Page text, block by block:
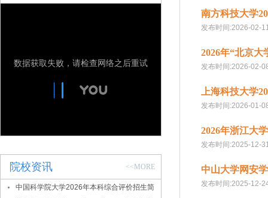
数据获取失败，请检查网络之后重试
院校资讯 <<MORE
中国科学院大学2026年本科综合评价招生简
南方科技大学
发布时间:2026-02-
2026年“北京
发布时间:2026-02-
上海科技大学
发布时间:2026-01-
2026年浙江大
发布时间:2025-12-
中山大学网安
发布时间:2025-12-